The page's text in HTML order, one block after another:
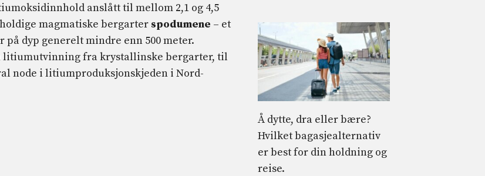
anslått til mellom 2,1 og 4,5
magmatiske bergarter spodumene – et
på dyp generelt mindre enn 500 meter.
litiumutvinning fra krystallinske bergarter, til
node i litiumproduksjonskjeden i Nord-
Å dytte, dra eller bære?
Hvilket bagasjealternativ
er best for din holdning og
reise.